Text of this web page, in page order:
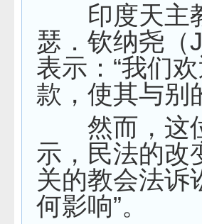
印度天主教
瑟．钦纳尧（
表示：“我们
款，使其与别
然而，这
示，民法的改
关的教会法诉
何影响”。